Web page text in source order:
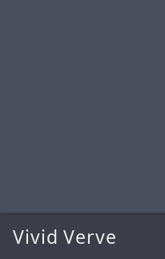
Vivid Verve